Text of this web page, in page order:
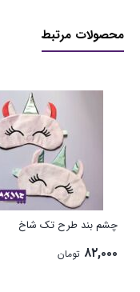
محصولات مرتبط
چشم بند طرح تک شاخ
۸۲,۰۰۰ تومان